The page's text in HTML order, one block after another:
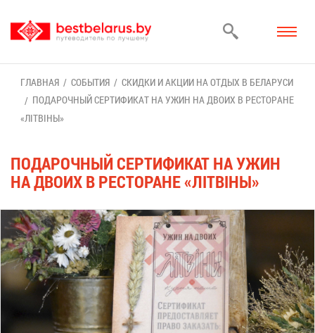
ГЛАВ­НАЯ СО­БЫ­ТИЯ
СКИД­КИ И АК­ЦИИ НА ОТ­ДЫХ В БЕ­ЛА­РУ­СИ
ПО­ДА­РОЧ­НЫЙ СЕР­ТИ­ФИ­КАТ НА УЖИН НА ДВО­ИХ В РЕ­СТО­РАНЕ
«ЛІТВІНЫ»
ПО­ДА­РОЧ­НЫЙ СЕР­ТИ­ФИ­КАТ НА УЖИН
НА ДВО­ИХ В РЕ­СТО­РАНЕ «ЛІТВІНЫ»